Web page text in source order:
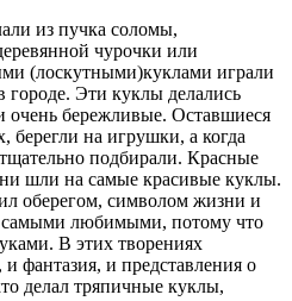
из пучка соломы,
чурочки или
(лоскутными)куклами играли
городе. Эти куклы делались
бережливые. Оставшиеся
берегли на игрушки, а когда
подбирали. Красные
шли на самые красивые куклы.
оберегом, символом жизни и
любимыми, потому что
В этих творениях
и фантазия, и представления о
делал тряпичные куклы,